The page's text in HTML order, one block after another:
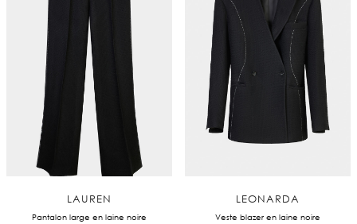
LAUREN
Pantalon large en laine noire
LEONARDA
Veste blazer en laine noire